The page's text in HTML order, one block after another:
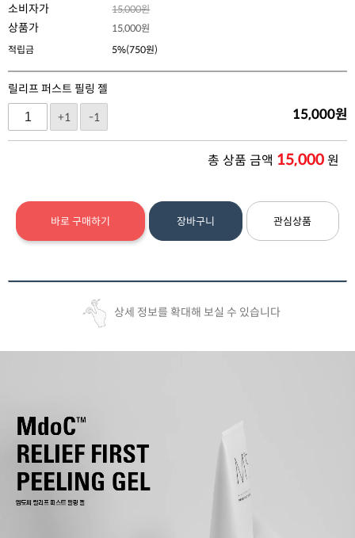
소비자가 15,000원
상품가 15,000원
적립금
5%(750원)
릴리프 퍼스트 필링 젤
+1
-1 15,000원
총 상품 금액 15,000원
바로 구매하기 장바구니 관심상품
상세 정보를 확대해 보실 수 있습니다